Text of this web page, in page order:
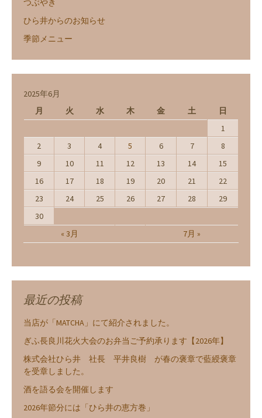
ひら井からのお知らせ
季節メニュー
2025年6月
月
火 水 木 金 土 日
« 3月 7月 »
1
2
3 4 5 6 7
8
9
10 11 12 13 14
15
16
17 18 19 20 21
22
23
24 25 26 27 28
29
30
最近の投稿
当店が「MATCHA」にて紹介されました。
ぎふ長良川花火大会のお弁当ご予約承ります【2026年】
株式会社ひら井 社長 平井良樹 が春の褒章で藍綬褒章
を受章しました。
酒を語る会を開催します
2026年節分には「ひら井の恵方巻」